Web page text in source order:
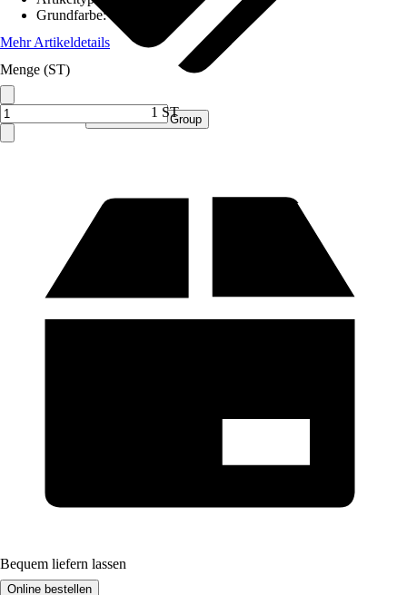
Verkauf durch: Procommerce Group
Grundfarbe:
Mehr Artikeldetails
Menge (ST)
1 ST
Bequem liefern lassen
Online bestellen